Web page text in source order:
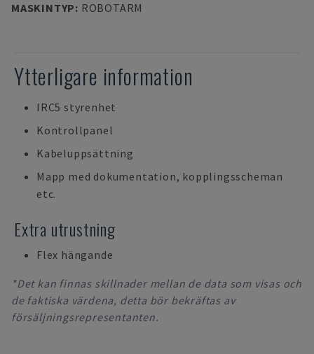
MASKINTYP: ROBOTARM
Ytterligare information
IRC5 styrenhet
Kontrollpanel
Kabeluppsättning
Mapp med dokumentation, kopplingsscheman
etc.
Extra utrustning
Flex hängande
*Det kan finnas skillnader mellan de data som visas och
de faktiska värdena, detta bör bekräftas av
försäljningsrepresentanten.